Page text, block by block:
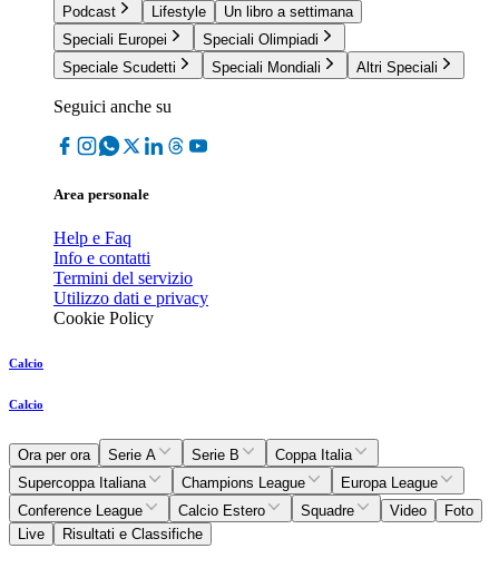
Podcast
Lifestyle
Un libro a settimana
Speciali Europei
Speciali Olimpiadi
Speciale Scudetti
Speciali Mondiali Altri Speciali
Seguici anche su
Area personale
Help e Faq
Info e contatti
Termini del servizio
Utilizzo dati e privacy
Cookie Policy
Calcio
Calcio
Ora per ora Serie A Serie B
Coppa Italia
Supercoppa Italiana
Champions League
Europa League
Conference League
Calcio Estero Squadre Video
Foto
Live
Risultati e Classifiche